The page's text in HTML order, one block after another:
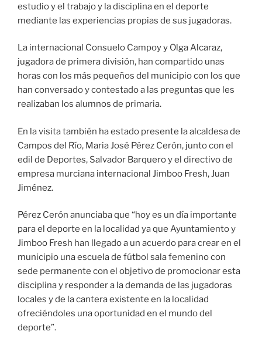
estudio y el trabajo y la disciplina en el deporte
mediante las experiencias propias de sus jugadoras.
La internacional Consuelo Campoy y Olga Alcaraz,
jugadora de primera división, han compartido unas
horas con los más pequeños del municipio con los que
han conversado y contestado a las preguntas que les
realizaban los alumnos de primaria.
En la visita también ha estado presente la alcaldesa de
Campos del Río, Maria José Pérez Cerón, junto con el
edil de Deportes, Salvador Barquero y el directivo de
empresa murciana internacional Jimboo Fresh, Juan
Jiménez.
Pérez Cerón anunciaba que “hoy es un día importante
para el deporte en la localidad ya que Ayuntamiento y
Jimboo Fresh han llegado a un acuerdo para crear en el
municipio una escuela de fútbol sala femenino con
sede permanente con el objetivo de promocionar esta
disciplina y responder a la demanda de las jugadoras
locales y de la cantera existente en la localidad
ofreciéndoles una oportunidad en el mundo del
deporte”.